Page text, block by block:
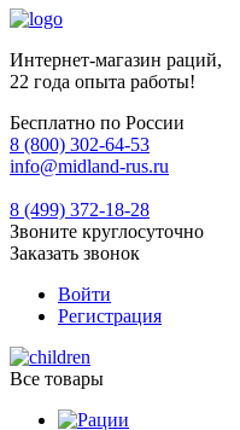
Интернет-магазин раций,
22 года опыта работы!
Бесплатно по России
8 (800) 302-64-53
info@midland-rus.ru
8 (499) 372-18-28
Звоните круглосуточно
Заказать звонок
Войти
Регистрация
Все товары